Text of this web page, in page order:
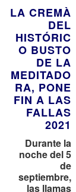
LA CREMÀ
DEL
HISTÓRIC
O BUSTO
DE LA
MEDITADO
RA, PONE
FIN A LAS
FALLAS
2021
Durante la
noche del 5
de
septiembre,
las llamas